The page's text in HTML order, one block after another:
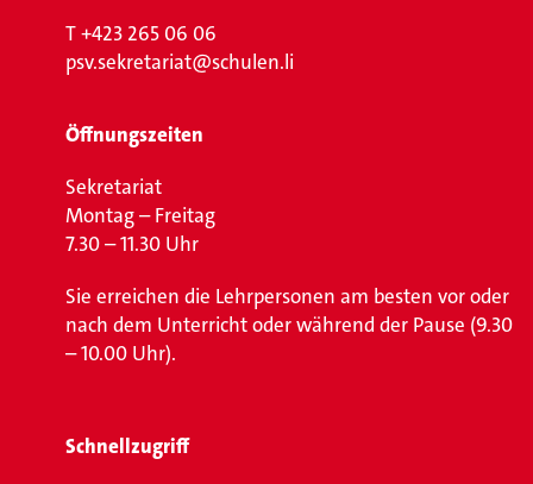
T+423 265 06 06
psv.sekretariat@schulen.li
Öffnungszeiten
Sekretariat
Montag – Freitag
7.30 – 11.30 Uhr
Sie erreichen die Lehrpersonen am besten vor oder
nach dem Unterricht oder während der Pause (9.30
– 10.00 Uhr).
Schnellzugriff